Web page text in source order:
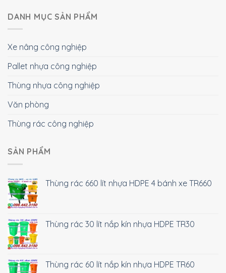
DANH MỤC SẢN PHẨM
Xe nâng công nghiệp
Pallet nhựa công nghiệp
Thùng nhựa công nghiệp
Văn phòng
Thùng rác công nghiệp
SẢN PHẨM
Thùng rác 660 lít nhựa HDPE 4 bánh xe TR660
Thùng rác 30 lít nắp kín nhựa HDPE TR30
Thùng rác 60 lít nắp kín nhựa HDPE TR60